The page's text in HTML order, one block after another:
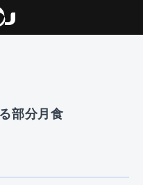
部分月食